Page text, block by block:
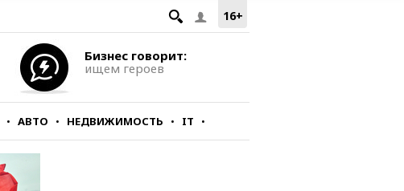
16+
Бизнес говорит:
ищем героев
АВТО НЕДВИЖИМОСТЬ IT